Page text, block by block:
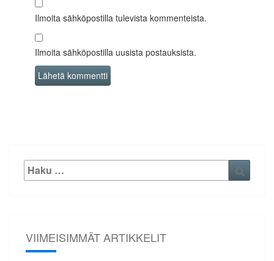
Ilmoita sähköpostilla tulevista kommenteista.
Ilmoita sähköpostilla uusista postauksista.
Etsi:
VIIMEISIMMÄT ARTIKKELIT